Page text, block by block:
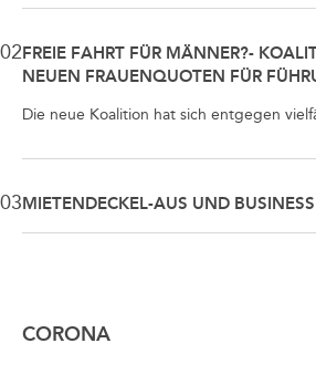
02FREIE FAHRT FÜR MÄNNER?-
NEUEN FRAUENQUOTEN FÜR
Die neue Koalition hat sich entgegen
03MIETENDECKEL-AUS UND
CORONA